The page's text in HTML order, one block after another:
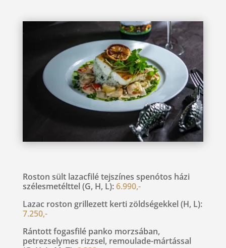
Roston sült lazacfilé tejszínes spenótos házi
szélesmetélttel (G, H, L):6.990,-
Lazac roston grillezett kerti zöldségekkel (H, L):
7.250,-
Rántott fogasfilé panko morzsában,
petrezselymes rizzsel, remoulade-mártással